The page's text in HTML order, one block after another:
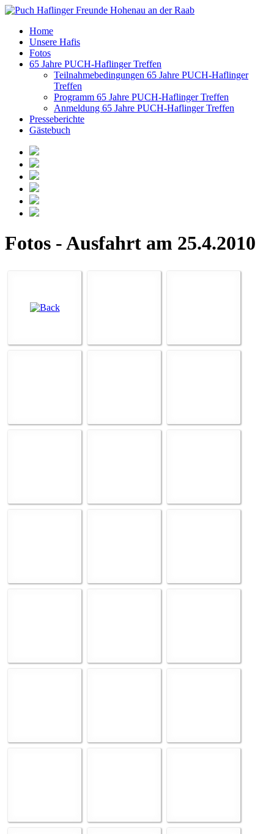
Home
Unsere Hafis
Fotos
65 Jahre PUCH-Haflinger Treffen
Teilnahmebedingungen 65 Jahre PUCH-Haflinger
Treffen
Programm 65 Jahre PUCH-Haflinger Treffen
Anmeldung 65 Jahre PUCH-Haflinger Treffen
Presseberichte
Gästebuch
Fotos - Ausfahrt am 25.4.2010